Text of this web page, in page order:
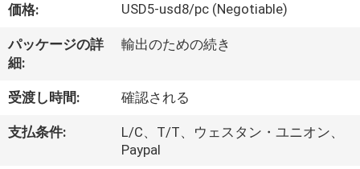
ち
に
つ
い
価格: USD5-usd8/pc (Negotiable)
パッケージの詳
細:
輸出のための続き
受渡し時間: 確認される
支払条件:
L/C、T/T、ウェスタン・ユニオン、
Paypal